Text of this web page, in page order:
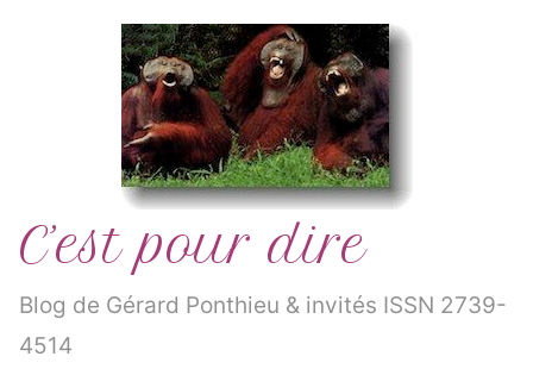
C’est pour dire
Blog de Gérard Ponthieu & invités ISSN 2739-
4514